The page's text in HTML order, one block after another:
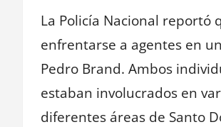
La Policía Nacional
enfrentarse a agentes en
Pedro Brand. Ambos
estaban involucrados en
diferentes áreas de Santo